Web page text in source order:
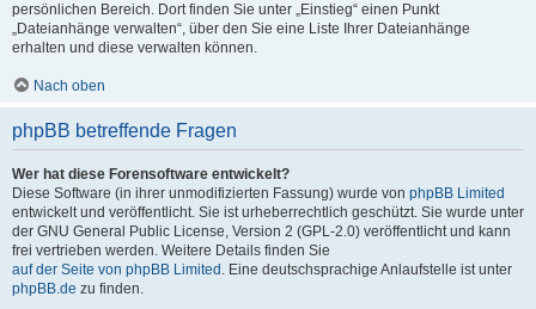
persönlichen Bereich. Dort finden Sie unter „Einstieg“ einen Punkt
„Dateianhänge verwalten“, über den Sie eine Liste Ihrer Dateianhänge
erhalten und diese verwalten können.
Nach oben
phpBB betreffende Fragen
Wer hat diese Forensoftware entwickelt?
Diese Software (in ihrer unmodifizierten Fassung) wurde von phpBB Limited
entwickelt und veröffentlicht. Sie ist urheberrechtlich geschützt. Sie wurde unter
der GNU General Public License, Version 2 (GPL-2.0) veröffentlicht und kann
frei vertrieben werden. Weitere Details finden Sie
auf der Seite von phpBB Limited . Eine deutschsprachige Anlaufstelle ist unter
phpBB.de zu finden.